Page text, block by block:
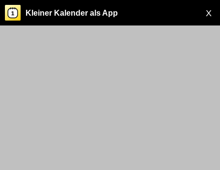
X
Kleiner Kalender als App